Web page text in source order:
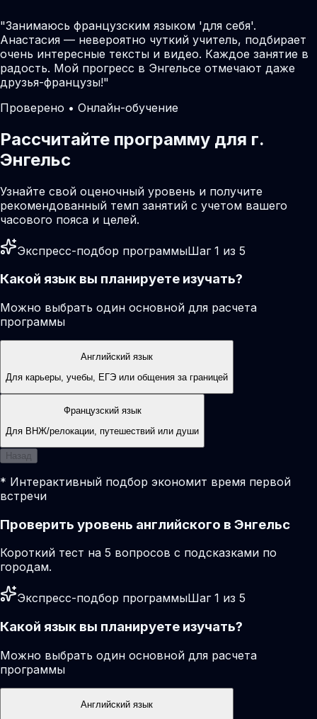
"Занимаюсь французским языком 'для себя'.
Анастасия — невероятно чуткий учитель, подбирает
очень интересные тексты и видео. Каждое занятие в
радость. Мой прогресс в Энгельсе отмечают даже
друзья-французы!"
Проверено • Онлайн-обучение
Рассчитайте программу для г.
Энгельс
Узнайте свой оценочный уровень и получите
рекомендованный темп занятий с учетом вашего
часового пояса и целей.
Экспресс-подбор программыШаг 1 из 5
Какой язык вы планируете изучать?
Можно выбрать один основной для расчета
программы
Английский язык
Для карьеры, учебы, ЕГЭ или общения за границей
Французский язык
Для ВНЖ/релокации, путешествий или души
Назад
* Интерактивный подбор экономит время первой
встречи
Проверить уровень английского в Энгельс
Короткий тест на 5 вопросов с подсказками по
городам.
Экспресс-подбор программыШаг 1 из 5
Какой язык вы планируете изучать?
Можно выбрать один основной для расчета
программы
Английский язык